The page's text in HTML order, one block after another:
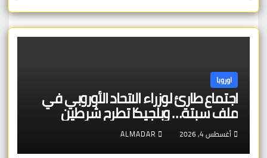
اوروبا
اجتماع طارئ لوزراء الاتحاد الأوروبي في
ملف سبتة… وبلجيكا تطرح شرطين
أغسطس 4, 2026 ALMADAR